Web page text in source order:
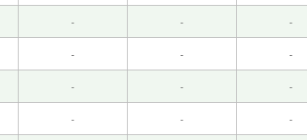
- - -
- - -
- - -
- - -